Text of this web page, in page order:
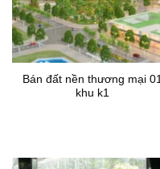
Bán đất nền thương mại 01
khu k1